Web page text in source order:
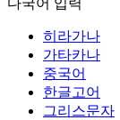
다국어 입력
히라가나
가타카나
중국어
한글고어
그리스문자